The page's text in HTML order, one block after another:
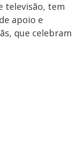
televisão, tem
apoio e
que celebram